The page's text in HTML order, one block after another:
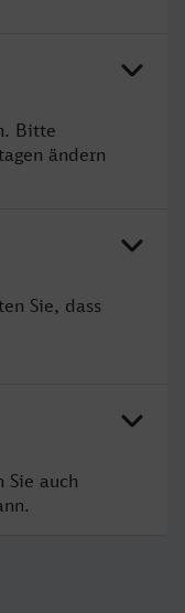
Bitte
ändern
Sie, dass
Sie auch